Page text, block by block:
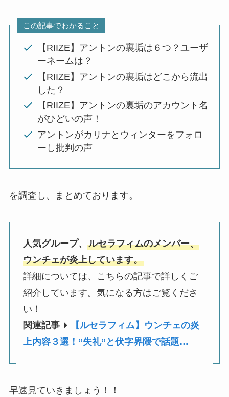
この記事でわかること
【RIIZE】アントンの裏垢は６つ？ユーザ
ーネームは？
【RIIZE】アントンの裏垢はどこから流出
した？
【RIIZE】アントンの裏垢のアカウント名
がひどいの声！
アントンがカリナとウィンターをフォロ
ーし批判の声
を調査し、まとめております。
人気グループ、 ルセラフィムのメンバー、
ウンチェが炎上しています。
詳細については、こちらの記事で詳しくご
紹介しています。気になる方はご覧くださ
い！
関連記事
【ルセラフィム】ウンチェの炎
上内容３選！”失礼”と伏字界隈で話題…
早速見ていきましょう！！